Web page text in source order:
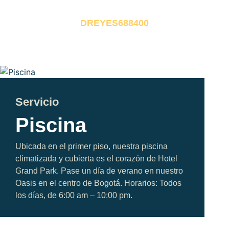
DREYES688400
Servicio
Piscina
Ubicada en el primer piso, nuestra piscina
climatizada y cubierta es el corazón de Hotel
Grand Park. Pase un día de verano en nuestro
Oasis en el centro de Bogotá. Horarios: Todos
los días, de 6:00 am – 10:00 pm.